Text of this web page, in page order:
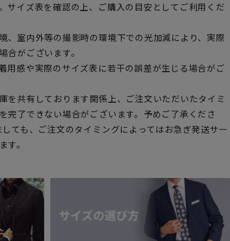
サイズ表を確認の上、ご購入の目安としてご利用くだ
、室内外等の撮影時の環境下での光加減により、実際
合がございます。
用感や実際のサイズ表に若干の誤差が生じる場合がご
共有しております関係上、ご注文いただいたタイミ
完了できない場合がございます。予めご了承くださ
ても、ご注文のタイミングによってはお急ぎ発送サー
す。